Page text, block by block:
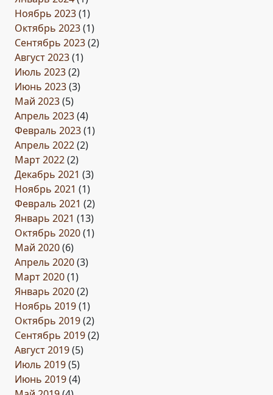
Ноябрь 2023(1)
Октябрь 2023(1)
Сентябрь 2023(2)
Август 2023(1)
Июль 2023(2)
Июнь 2023(3)
Май 2023(5)
Апрель 2023(4)
Февраль 2023(1)
Апрель 2022(2)
Март 2022(2)
Декабрь 2021 (3)
Ноябрь 2021 (1)
Февраль 2021 (2)
Январь 2021 (13)
Октябрь 2020(1)
Май 2020(6)
Апрель 2020(3)
Март 2020(1)
Январь 2020(2)
Ноябрь 2019(1)
Октябрь 2019(2)
Сентябрь 2019(2)
Август 2019(5)
Июль 2019(5)
Июнь 2019(4)